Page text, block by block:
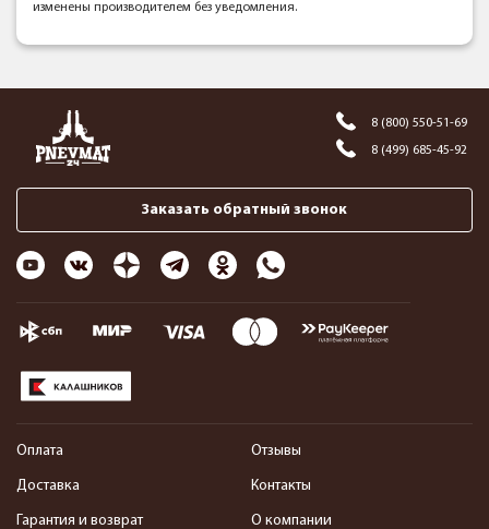
изменены производителем без уведомления.
8 (800) 550-51-69
8 (499) 685-45-92
Заказать обратный звонок
Оплата
Доставка
Гарантия и возврат
Отзывы
Контакты
О компании